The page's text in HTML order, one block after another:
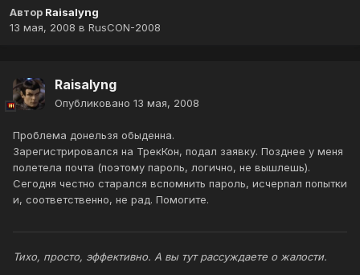
Автор Raisalyng
13 мая, 2008 в RusCON-2008
Raisalyng
Опубликовано 13 мая, 2008
Проблема донельзя обыденна.
Зарегистрировался на ТрекКон, подал заявку. Позднее у меня
полетела почта (поэтому пароль, логично, не вышлешь).
Сегодня честно старался вспомнить пароль, исчерпал попытки
и, соответственно, не рад. Помогите.
Тихо, просто, эффективно. А вы тут рассуждаете о жалости.